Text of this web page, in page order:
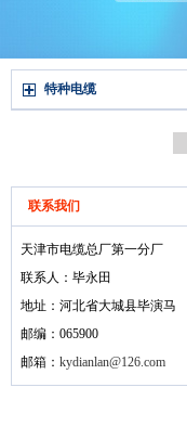
特种电缆
联系我们
天津市电缆总厂第一分厂
联系人：毕永田
地址：河北省大城县毕演马
邮编：065900
邮箱： kydianlan@126.com